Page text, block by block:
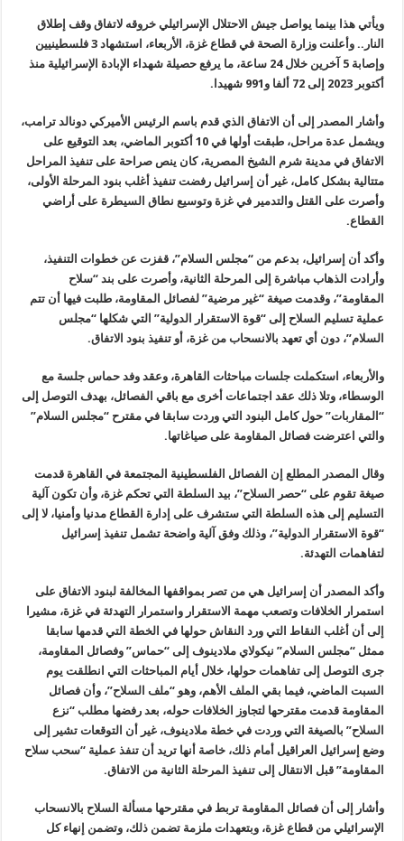
ويأتي هذا بينما يواصل جيش الاحتلال الإسرائيلي خروقه لاتفاق وقف إطلاق
النار.. وأعلنت وزارة الصحة في قطاع غزة، الأربعاء، استشهاد 3 فلسطينيين
وإصابة 5 آخرين خلال 24 ساعة، ما يرفع حصيلة شهداء الإبادة الإسرائيلية منذ
أكتوبر 2023 إلى 72 ألفا و991 شهيدا
.
وأشار المصدر إلى أن الاتفاق الذي قدم باسم الرئيس الأميركي دونالد ترامب،
ويشمل عدة مراحل، طبقت أولها في 10 أكتوبر الماضي، بعد التوقيع على
الاتفاق في مدينة شرم الشيخ المصرية، كان ينص صراحة على تنفيذ المراحل
متتالية بشكل كامل، غير أن إسرائيل رفضت تنفيذ أغلب بنود المرحلة الأولى،
وأصرت على القتل والتدمير في غزة وتوسيع نطاق السيطرة على أراضي
القطاع.
وأكد أن إسرائيل، بدعم من “مجلس السلام”، قفزت عن خطوات التنفيذ،
وأرادت الذهاب مباشرة إلى المرحلة الثانية، وأصرت على بند “سلاح
المقاومة”، وقدمت صيغة “غير مرضية” لفصائل المقاومة، طلبت فيها أن تتم
عملية تسليم السلاح إلى “قوة الاستقرار الدولية” التي شكلها “مجلس
السلام”، دون أي تعهد بالانسحاب من غزة، أو تنفيذ بنود الاتفاق.
والأربعاء، استكملت جلسات مباحثات القاهرة، وعقد وفد حماس جلسة مع
الوسطاء، وتلا ذلك عقد اجتماعات أخرى مع باقي الفصائل، بهدف التوصل إلى
“المقاربات” حول كامل البنود التي وردت سابقا في مقترح “مجلس السلام”
والتي اعترضت فصائل المقاومة على صياغاتها.
وقال المصدر المطلع إن الفصائل الفلسطينية المجتمعة في القاهرة قدمت
صيغة تقوم على “حصر السلاح”، بيد السلطة التي تحكم غزة، وأن تكون آلية
التسليم إلى هذه السلطة التي ستشرف على إدارة القطاع مدنيا وأمنيا، لا إلى
“قوة الاستقرار الدولية”، وذلك وفق آلية واضحة تشمل تنفيذ إسرائيل
لتفاهمات التهدئة.
وأكد المصدر أن إسرائيل هي من تصر بمواقفها المخالفة لبنود الاتفاق على
استمرار الخلافات وتصعب مهمة الاستقرار واستمرار التهدئة في غزة، مشيرا
إلى أن أغلب النقاط التي ورد النقاش حولها في الخطة التي قدمها سابقا
ممثل “مجلس السلام” نيكولاي ملادينوف إلى “حماس” وفصائل المقاومة،
جرى التوصل إلى تفاهمات حولها، خلال أيام المباحثات التي انطلقت يوم
السبت الماضي، فيما بقي الملف الأهم، وهو “ملف السلاح”، وأن فصائل
المقاومة قدمت مقترحها لتجاوز الخلافات حوله، بعد رفضها مطلب “نزع
السلاح” بالصيغة التي وردت في خطة ملادينوف، غير أن التوقعات تشير إلى
وضع إسرائيل العراقيل أمام ذلك، خاصة أنها تريد أن تنفذ عملية “سحب سلاح
المقاومة” قبل الانتقال إلى تنفيذ المرحلة الثانية من الاتفاق.
وأشار إلى أن فصائل المقاومة تربط في مقترحها مسألة السلاح بالانسحاب
الإسرائيلي من قطاع غزة، وبتعهدات ملزمة تضمن ذلك، وتضمن إنهاء كل